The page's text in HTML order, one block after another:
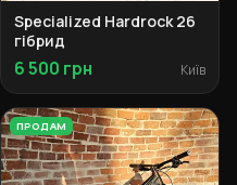
Specialized Hardrock 26
гібрид
6 500 грн Київ
ПРОДАМ